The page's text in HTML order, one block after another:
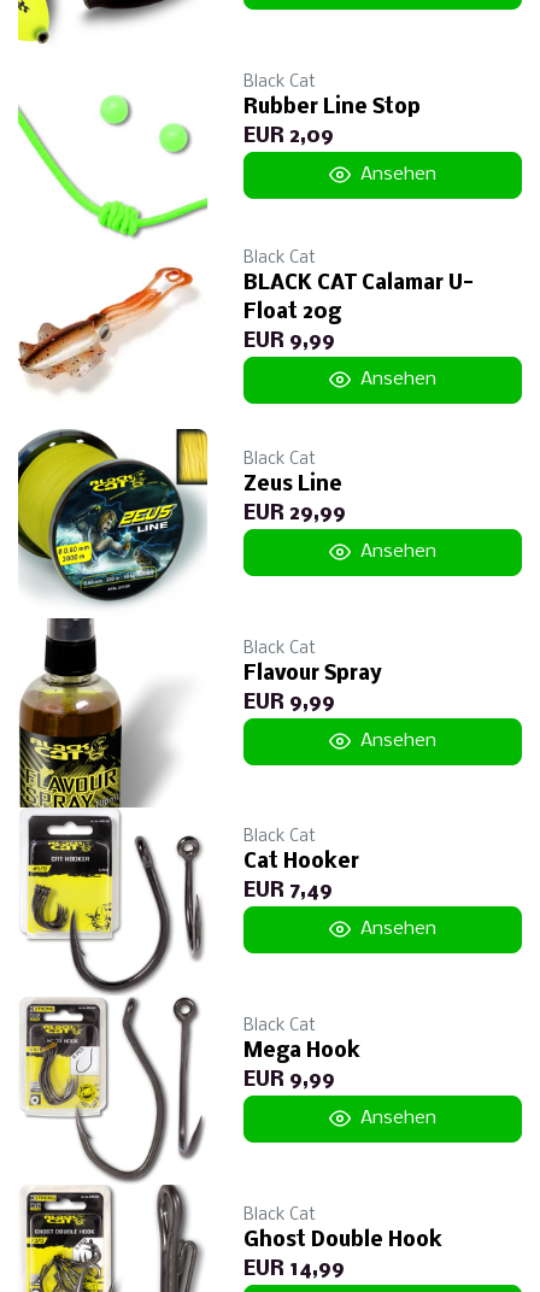
Black Cat
Rubber Line Stop
EUR 2,09
Ansehen
Black Cat
BLACK CAT Calamar U-
Float 20g
EUR 9,99
Ansehen
Black Cat
Zeus Line
EUR 29,99
Ansehen
Black Cat
Flavour Spray
EUR 9,99
Ansehen
Black Cat
Cat Hooker
EUR 7,49
Ansehen
Black Cat
Mega Hook
EUR 9,99
Ansehen
Black Cat
Ghost Double Hook
EUR 14,99